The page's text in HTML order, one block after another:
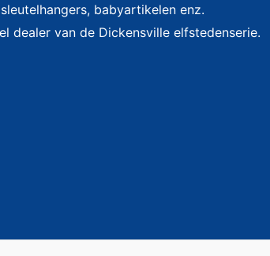
babyartikelen enz.
dealer van de Dickensville elfstedenserie.